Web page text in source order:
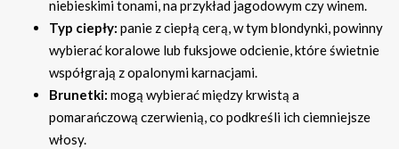
niebieskimi tonami, na przykład jagodowym czy winem.
Typ ciepły: panie z ciepłą cerą, w tym blondynki, powinny
wybierać koralowe lub fuksjowe odcienie, które świetnie
współgrają z opalonymi karnacjami.
Brunetki: mogą wybierać między krwistą a
pomarańczową czerwienią, co podkreśli ich ciemniejsze
włosy.